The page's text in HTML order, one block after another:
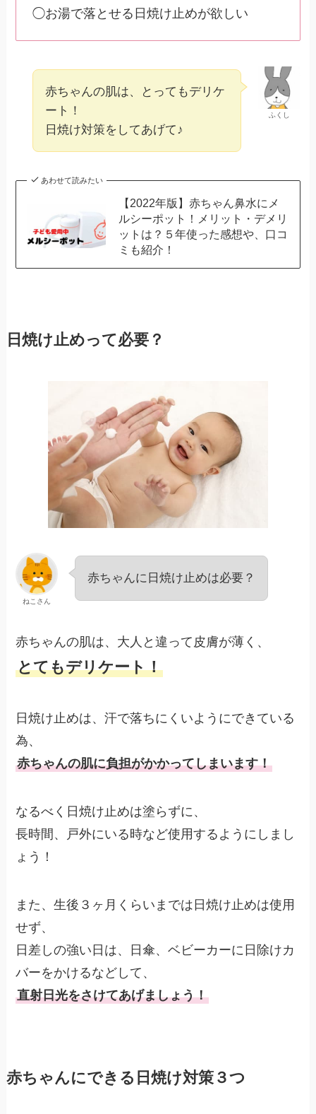
◯お湯で落とせる日焼け止めが欲しい
ふくし
赤ちゃんの肌は、とってもデリケ
ート！
日焼け対策をしてあげて♪
あわせて読みたい
【2022年版】赤ちゃん鼻水にメ
ルシーポット！メリット・デメリ
ットは？５年使った感想や、口コ
ミも紹介！
日焼け止めって必要？
ねこさん
赤ちゃんに日焼け止めは必要？
赤ちゃんの肌は、大人と違って皮膚が薄く、
とてもデリケート！
日焼け止めは、汗で落ちにくいようにできている
為、
赤ちゃんの肌に負担がかかってしまいます！
なるべく日焼け止めは塗らずに、
長時間、戸外にいる時など使用するようにしまし
ょう！
また、生後３ヶ月くらいまでは日焼け止めは使用
せず、
日差しの強い日は、日傘、ベビーカーに日除けカ
バーをかけるなどして、
直射日光をさけてあげましょう！
赤ちゃんにできる日焼け対策３つ